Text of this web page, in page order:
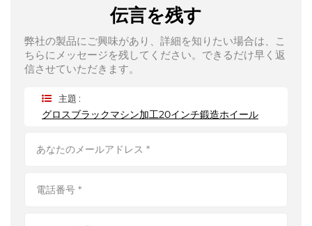
伝言を残す
弊社の製品にご興味があり、詳細を知りたい場合は、こ
ちらにメッセージを残してください。できるだけ早く返
信させていただきます。
主題 :
グロスブラックマシン加工20インチ鍛造ホイール